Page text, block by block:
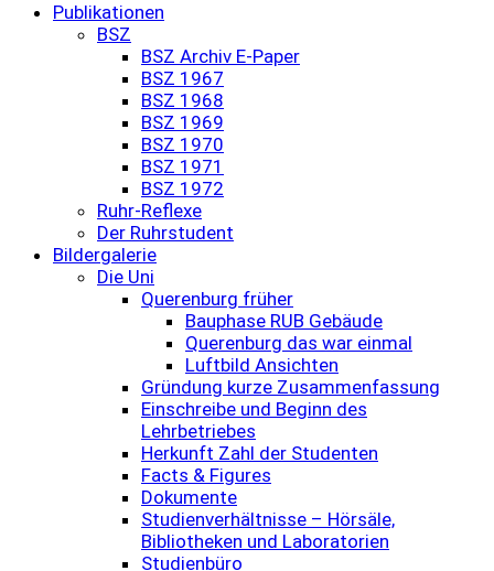
Publikationen
BSZ
BSZ Archiv E-Paper
BSZ 1967
BSZ 1968
BSZ 1969
BSZ 1970
BSZ 1971
BSZ 1972
Ruhr-Reflexe
Der Ruhrstudent
Bildergalerie
Die Uni
Querenburg früher
Bauphase RUB Gebäude
Querenburg das war einmal
Luftbild Ansichten
Gründung kurze Zusammenfassung
Einschreibe und Beginn des
Lehrbetriebes
Herkunft Zahl der Studenten
Facts & Figures
Dokumente
Studienverhältnisse – Hörsäle,
Bibliotheken und Laboratorien
Studienbüro